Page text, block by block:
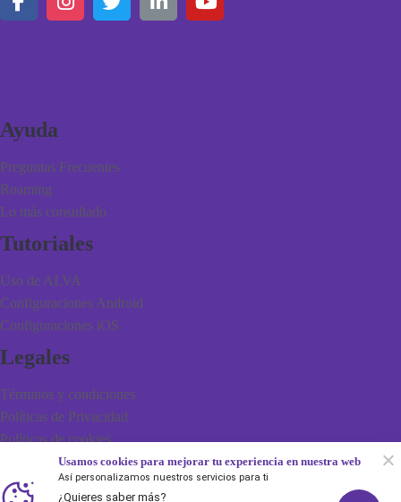
Ayuda
Preguntas Frecuentes
Roaming
Lo más consultado
Tutoriales
Uso de ALVA
Configuraciones Android
Configuraciones iOS
Legales
Términos y condiciones
Políticas de Privacidad
Políticas de cookies
Esta empresa está regulada y fiscalizada por la ATT
Usamos cookies para mejorar tu experiencia en nuestra web
Así personalizamos nuestros servicios para ti